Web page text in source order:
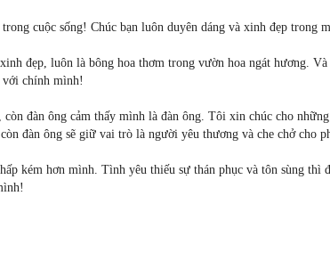
cuộc sống! Chúc bạn luôn duyên dáng và xinh đẹp trong
đẹp, luôn là bông hoa thơm trong vườn hoa ngát hương.
với chính mình!
đàn ông cảm thấy mình là đàn ông. Tôi xin chúc cho
đàn ông sẽ giữ vai trò là người yêu thương và che chở cho
kém hơn mình. Tình yêu thiếu sự thán phục và tôn sùng thì